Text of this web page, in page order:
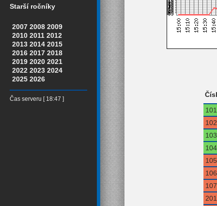
Starší ročníky
2007 2008 2009
2010 2011 2012
2013 2014 2015
2016 2017 2018
2019 2020 2021
2022 2023 2024
2025 2026
Čas serveru [ 18:47 ]
101
102
103
104
105
106
107
201